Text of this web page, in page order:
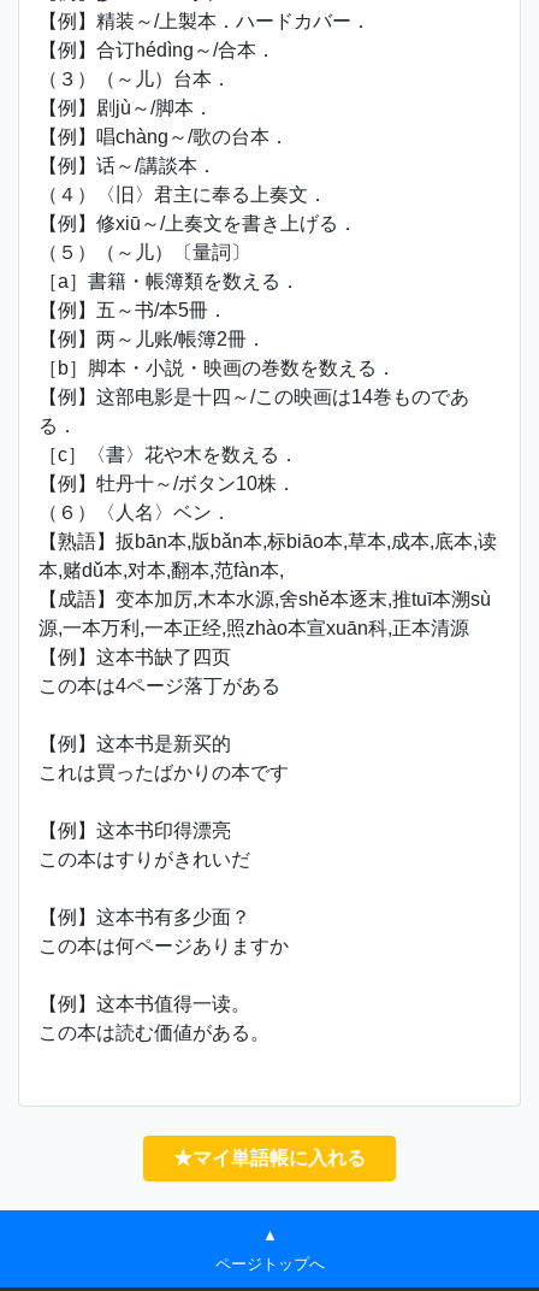
【例】精装～/上製本．ハードカバー．
【例】合订hédìng～/合本．
（３）（～儿）台本．
【例】剧jù～/脚本．
【例】唱chàng～/歌の台本．
【例】话～/講談本．
（４）〈旧〉君主に奉る上奏文．
【例】修xiū～/上奏文を書き上げる．
（５）（～儿）〔量詞〕
［a］書籍・帳簿類を数える．
【例】五～书/本5冊．
【例】两～儿账/帳簿2冊．
［b］脚本・小説・映画の巻数を数える．
【例】这部电影是十四～/この映画は14巻ものであ
る．
［c］〈書〉花や木を数える．
【例】牡丹十～/ボタン10株．
（６）〈人名〉ベン．
【熟語】扳bān本,版bǎn本,标biāo本,草本,成本,底本,读
本,赌dǔ本,对本,翻本,范fàn本,
【成語】变本加厉,木本水源,舍shě本逐末,推tuī本溯sù
源,一本万利,一本正经,照zhào本宣xuān科,正本清源
【例】这本书缺了四页
この本は4ページ落丁がある
【例】这本书是新买的
これは買ったばかりの本です
【例】这本书印得漂亮
この本はすりがきれいだ
【例】这本书有多少面？
この本は何ページありますか
【例】这本书值得一读。
この本は読む価値がある。
★マイ単語帳に入れる
▲
ページトップへ